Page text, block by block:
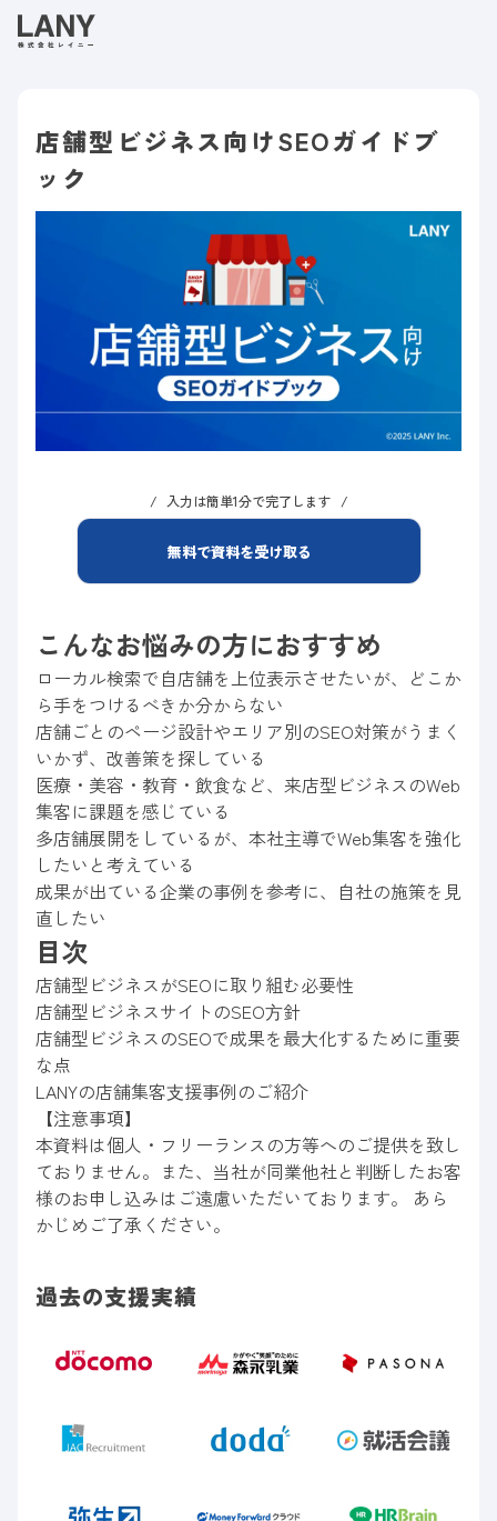
店舗型ビジネス向けSEOガイドブ
ック
入力は簡単1分で完了します
無料で資料を受け取る
こんなお悩みの方におすすめ
ローカル検索で自店舗を上位表示させたいが、どこか
ら手をつけるべきか分からない
店舗ごとのページ設計やエリア別のSEO対策がうまく
いかず、改善策を探している
医療・美容・教育・飲食など、来店型ビジネスのWeb
集客に課題を感じている
多店舗展開をしているが、本社主導でWeb集客を強化
したいと考えている
成果が出ている企業の事例を参考に、自社の施策を見
直したい
目次
店舗型ビジネスがSEOに取り組む必要性
店舗型ビジネスサイトのSEO⽅針
店舗型ビジネスのSEOで成果を最⼤化するために重要
な点
LANYの店舗集客⽀援事例のご紹介
【注意事項】
本資料は個人・フリーランスの方等へのご提供を致し
ておりません。また、当社が同業他社と判断したお客
様のお申し込みはご遠慮いただいております。 あら
かじめご了承ください。
過去の支援実績